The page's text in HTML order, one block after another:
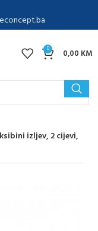
0 0,00 KM
izljev, 2 cijevi,